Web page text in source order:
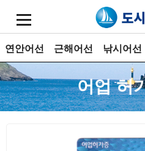
연안어선 근해어선 낚시어선
어업 허